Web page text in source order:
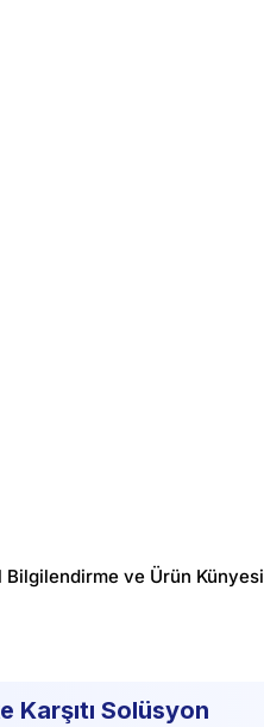
Bilgilendirme ve Ürün Künyesi
Karşıtı Solüsyon